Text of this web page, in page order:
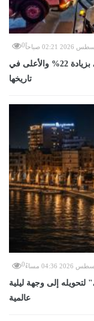
0
‏1.83 مليار درهم إيرادات «أرامكس» بالربع الثاني بزيادة 22% والأعلى في
تاريخها
0
إلى وجهة ليلية
عالمية